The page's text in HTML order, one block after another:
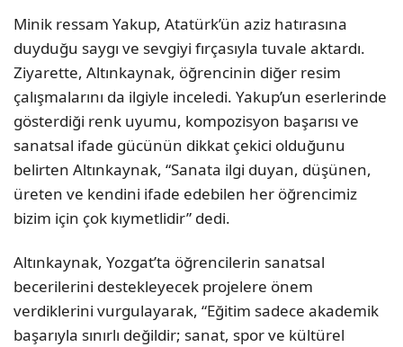
Minik ressam Yakup, Atatürk’ün aziz hatırasına
duyduğu saygı ve sevgiyi fırçasıyla tuvale aktardı.
Ziyarette, Altınkaynak, öğrencinin diğer resim
çalışmalarını da ilgiyle inceledi. Yakup’un eserlerinde
gösterdiği renk uyumu, kompozisyon başarısı ve
sanatsal ifade gücünün dikkat çekici olduğunu
belirten Altınkaynak, “Sanata ilgi duyan, düşünen,
üreten ve kendini ifade edebilen her öğrencimiz
bizim için çok kıymetlidir” dedi.
Altınkaynak, Yozgat’ta öğrencilerin sanatsal
becerilerini destekleyecek projelere önem
verdiklerini vurgulayarak, “Eğitim sadece akademik
başarıyla sınırlı değildir; sanat, spor ve kültürel